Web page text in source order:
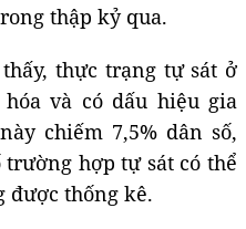
thập kỷ qua.
thực trạng tự sát ở
và có dấu hiệu gia
chiếm 7,5% dân số,
hợp tự sát có thể
được thống kê.